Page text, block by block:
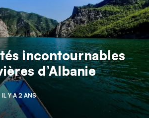
incontournables
d’Albanie
IL Y A 2 ANS